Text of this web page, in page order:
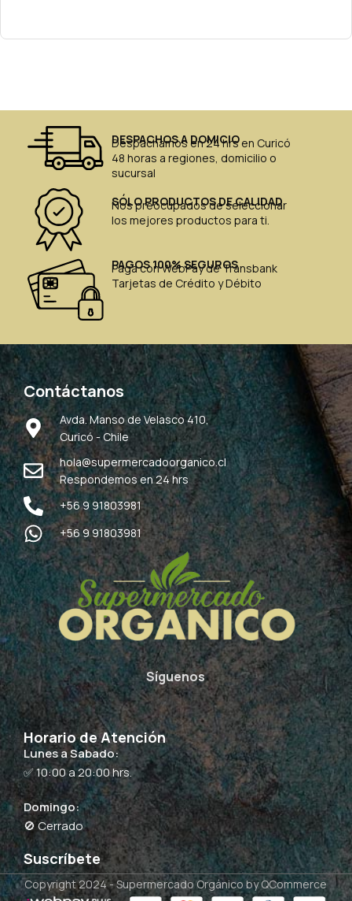
DESPACHOS A DOMICIO
Despachamos en 24 hrs en Curicó
48 horas a regiones, domicilio o
sucursal
SÓLO PRODUCTOS DE CALIDAD
Nos preocupados de seleccionar
los mejores productos para ti.
PAGOS 100% SEGUROS
Paga con WebPay de Transbank
Tarjetas de Crédito y Débito
Contáctanos
Avda. Manso de Velasco 410,
Curicó - Chile
hola@supermercadoorganico.cl
Respondemos en 24 hrs
+56 9 91803981
+56 9 91803981
Síguenos
Horario de Atención
Lunes a Sabado:
✅ 10:00 a 20:00 hrs.
Domingo:
🚫 Cerrado
Suscríbete
Copyright 2024 -Supermercado Orgánico by QCommerce